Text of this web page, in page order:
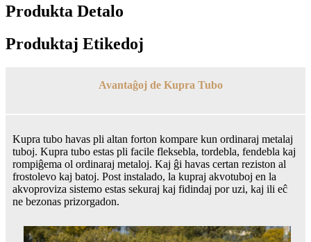
Produkta Detalo
Produktaj Etikedoj
Avantaĝoj de Kupra Tubo
Kupra tubo havas pli altan forton kompare kun ordinaraj metalaj
tuboj. Kupra tubo estas pli facile fleksebla, tordebla, fendebla kaj
rompiĝema ol ordinaraj metaloj. Kaj ĝi havas certan reziston al
frostolevo kaj batoj. Post instalado, la kupraj akvotuboj en la
akvoproviza sistemo estas sekuraj kaj fidindaj por uzi, kaj ili eĉ
ne bezonas prizorgadon.